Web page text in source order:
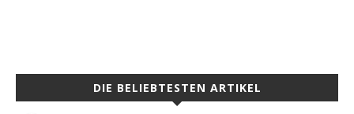
DIE BELIEBTESTEN ARTIKEL